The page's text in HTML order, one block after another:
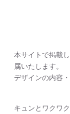
本サイトで掲載
属いたします。
デザインの内容
キュンとワクワ